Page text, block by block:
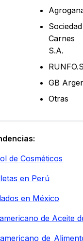
Carnes
S.A.
GB
Otras
de Cosméticos
en Perú
en México
de Aceite
de